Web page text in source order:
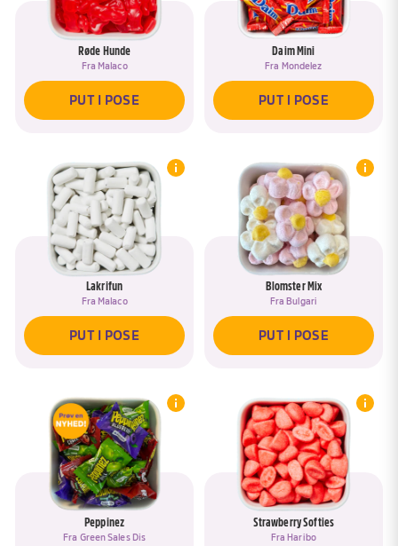
Røde Hunde
Fra Malaco
PUT I POSE
Daim Mini
Fra Mondelez
PUT I POSE
Lakrifun
Fra Malaco
PUT I POSE
Blomster Mix
Fra Bulgari
PUT I POSE
Peppinez
Fra Green Sales Dis
Strawberry Softies
Fra Haribo